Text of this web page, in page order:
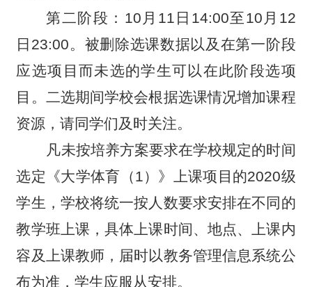
第二阶段：10月11日14:00至10月12
日23:00。被删除选课数据以及在第一阶段
应选项目而未选的学生可以在此阶段选项
目。二选期间学校会根据选课情况增加课程
资源，请同学们及时关注。
凡未按培养方案要求在学校规定的时间
选定《大学体育（1）》上课项目的2020级
学生，学校将统一按人数要求安排在不同的
教学班上课，具体上课时间、地点、上课内
容及上课教师，届时以教务管理信息系统公
布为准，学生应服从安排。